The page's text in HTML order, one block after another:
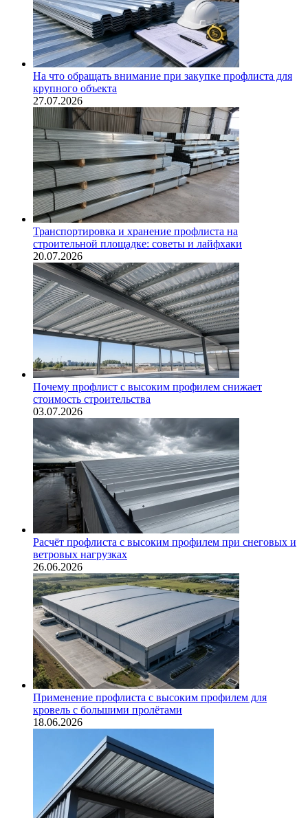
На что обращать внимание при закупке профлиста для
крупного объекта
27.07.2026
Транспортировка и хранение профлиста на
строительной площадке: советы и лайфхаки
20.07.2026
Почему профлист с высоким профилем снижает
стоимость строительства
03.07.2026
Расчёт профлиста с высоким профилем при снеговых и
ветровых нагрузках
26.06.2026
Применение профлиста с высоким профилем для
кровель с большими пролётами
18.06.2026